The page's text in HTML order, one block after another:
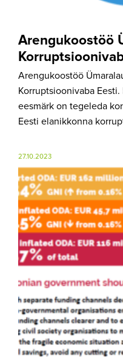
Arengukoostöö
Arengukoostöö
Korruptsioonivaba
eesmärk on tegeleda
Eesti elanikkonna
27.10.2023